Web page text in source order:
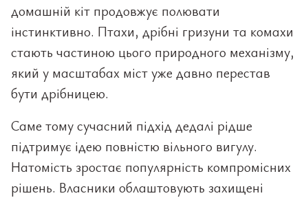
домашній кіт продовжує полювати
інстинктивно. Птахи, дрібні гризуни та комахи
стають частиною цього природного механізму,
який у масштабах міст уже давно перестав
бути дрібницею.
Саме тому сучасний підхід дедалі рідше
підтримує ідею повністю вільного вигулу.
Натомість зростає популярність компромісних
рішень. Власники облаштовують захищені